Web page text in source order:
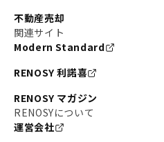
不動産売却
関連サイト
Modern Standard
RENOSY 利諾喜
RENOSY マガジン
RENOSYについて
運営会社